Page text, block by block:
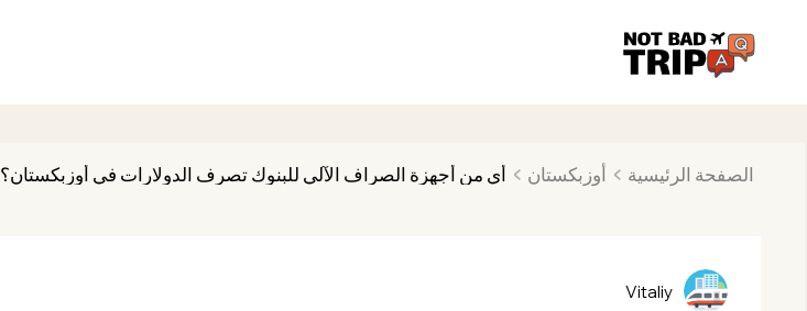
الصفحة الرئيسية أوزبكستان أي من أجهزة الصراف الآلي للبنوك تصرف الدولارات في أوزبكستان؟
Vitaliy